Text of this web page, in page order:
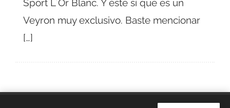
Sport L´Or Blanc. Y éste sí que es un
Veyron muy exclusivo. Baste mencionar
[…]